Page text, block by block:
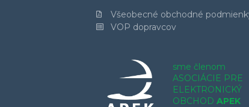
Všeobecné obchodné
VOP dopravcov
sme členom
ASOCIÁCIE PRE
ELEKTRONICKÝ
OBCHODAPEK